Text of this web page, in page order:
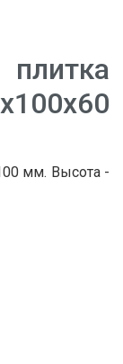
мм. Высота -